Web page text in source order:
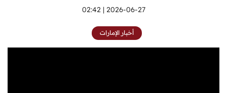
الفجيرة 36 o
2026-06-27 | 02:42
أخبار الإمارات